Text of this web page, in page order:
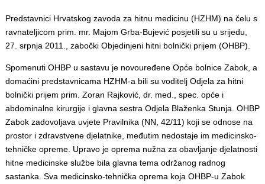
Predstavnici Hrvatskog zavoda za hitnu medicinu (HZHM) na čelu s
ravnateljicom prim. mr. Majom Grba-Bujević posjetili su u srijedu,
27. srpnja 2011., zabočki Objedinjeni hitni bolnički prijem (OHBP).
Spomenuti OHBP u sastavu je novouređene Opće bolnice Zabok, a
domaćini predstavnicama HZHM-a bili su voditelj Odjela za hitni
bolnički prijem prim. Zoran Rajković, dr. med., spec. opće i
abdominalne kirurgije i glavna sestra Odjela Blaženka Stunja. OHBP
Zabok zadovoljava uvjete Pravilnika (NN, 42/11) koji se odnose na
prostor i zdravstvene djelatnike, međutim nedostaje im medicinsko-
tehničke opreme. Upravo je oprema nužna za obavljanje djelatnosti
hitne medicinske službe bila glavna tema održanog radnog
sastanka. Sva medicinsko-tehnička oprema koja OHBP-u Zabok